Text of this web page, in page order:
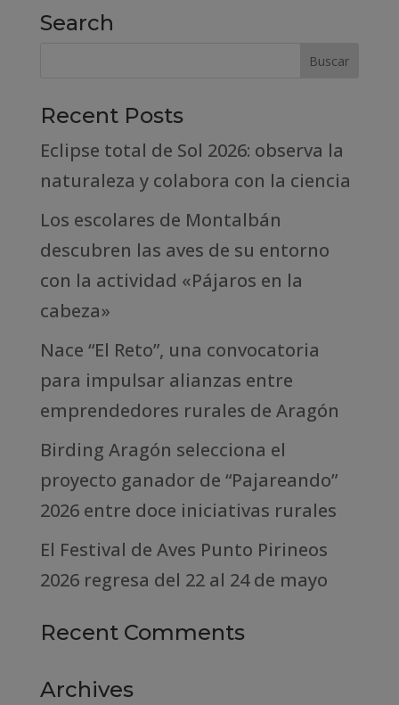
Search
Recent Posts
Eclipse total de Sol 2026: observa la
naturaleza y colabora con la ciencia
Los escolares de Montalbán
descubren las aves de su entorno
con la actividad «Pájaros en la
cabeza»
Nace “El Reto”, una convocatoria
para impulsar alianzas entre
emprendedores rurales de Aragón
Birding Aragón selecciona el
proyecto ganador de “Pajareando”
2026 entre doce iniciativas rurales
El Festival de Aves Punto Pirineos
2026 regresa del 22 al 24 de mayo
Recent Comments
Archives